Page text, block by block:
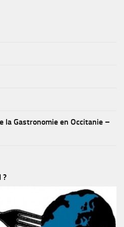
la Gastronomie en Occitanie –
?